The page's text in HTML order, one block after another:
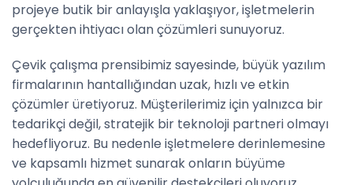
projeye butik bir anlayışla yaklaşıyor, işletmelerin
gerçekten ihtiyacı olan çözümleri sunuyoruz.
Çevik çalışma prensibimiz sayesinde, büyük yazılım
firmalarının hantallığından uzak, hızlı ve etkin
çözümler üretiyoruz. Müşterilerimiz için yalnızca bir
tedarikçi değil, stratejik bir teknoloji partneri olmayı
hedefliyoruz. Bu nedenle işletmelere derinlemesine
ve kapsamlı hizmet sunarak onların büyüme